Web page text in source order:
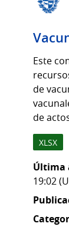
Este
de
de
XLSX
Última
19:02